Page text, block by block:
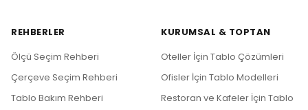
REHBERLER
Ölçü Seçim Rehberi
Çerçeve Seçim Rehberi
Tablo Bakım Rehberi
KURUMSAL & TOPTAN
Oteller İçin Tablo Çözümleri
Ofisler İçin Tablo Modelleri
Restoran ve Kafeler İçin Tablo